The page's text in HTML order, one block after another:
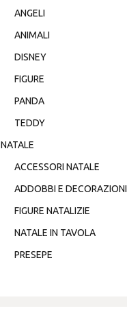
ANGELI
ANIMALI
DISNEY
FIGURE
PANDA
TEDDY
NATALE
ACCESSORI NATALE
ADDOBBI E DECORAZIONI
FIGURE NATALIZIE
NATALE IN TAVOLA
PRESEPE